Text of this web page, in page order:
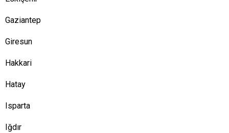
Gaziantep
Giresun
Hakkari
Hatay
Isparta
Iğdır